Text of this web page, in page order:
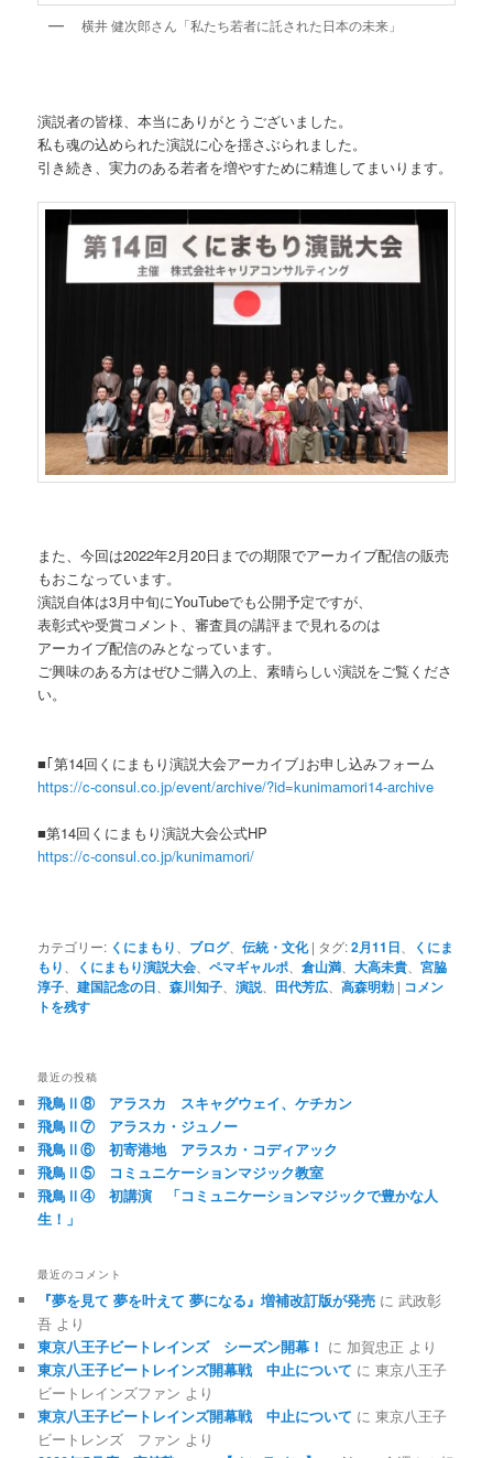
横井 健次郎さん「私たち若者に託された日本の未来」
演説者の皆様、本当にありがとうございました。
私も魂の込められた演説に心を揺さぶられました。
引き続き、実力のある若者を増やすために精進してまいります。
また、今回は2022年2月20日までの期限でアーカイブ配信の販売
もおこなっています。
演説自体は3月中旬にYouTubeでも公開予定ですが、
表彰式や受賞コメント、審査員の講評まで見れるのは
アーカイブ配信のみとなっています。
ご興味のある方はぜひご購入の上、素晴らしい演説をご覧くださ
い。
■｢第14回くにまもり演説大会アーカイブ｣お申し込みフォーム
https://c-consul.co.jp/event/archive/?id=kunimamori14-archive
■第14回くにまもり演説大会公式HP
https://c-consul.co.jp/kunimamori/
カテゴリー: くにまもり ブログ、伝統・文化 | タグ:2月11日
くにま
もり
くにまもり演説大会 、ペマギャルポ 、倉山満 、大高未貴 、宮脇
淳子 、建国記念の日 、森川知子 、演説 田代芳広 、高森明勅 | コメン
トを残す
最近の投稿
飛鳥Ⅱ⑧ アラスカ スキャグウェイ、ケチカン
飛鳥Ⅱ⑦ アラスカ・ジュノー
飛鳥Ⅱ⑥ 初寄港地 アラスカ・コディアック
飛鳥Ⅱ⑤ コミュニケーションマジック教室
飛鳥Ⅱ④ 初講演 「コミュニケーションマジックで豊かな人
生！」
最近のコメント
『夢を見て 夢を叶えて 夢になる』増補改訂版が発売 に武政彰
吾 より
東京八王子ビートレインズ シーズン開幕！ に 加賀忠正 より
東京八王子ビートレインズ開幕戦 中止について に東京八王子
ビートレインズファン より
東京八王子ビートレインズ開幕戦 中止について に東京八王子
ビートレンズ ファン より